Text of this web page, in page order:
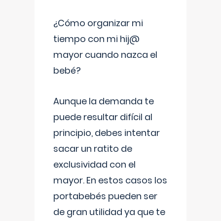
¿Cómo organizar mi
tiempo con mi hij@
mayor cuando nazca el
bebé?
Aunque la demanda te
puede resultar difícil al
principio, debes intentar
sacar un ratito de
exclusividad con el
mayor. En estos casos los
portabebés pueden ser
de gran utilidad ya que te